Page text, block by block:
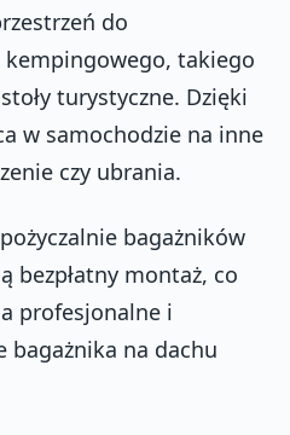
do
takiego
turystyczne. Dzięki
w samochodzie na inne
czy ubrania.
bagażników
bezpłatny montaż, co
profesjonalne i
bagażnika na dachu